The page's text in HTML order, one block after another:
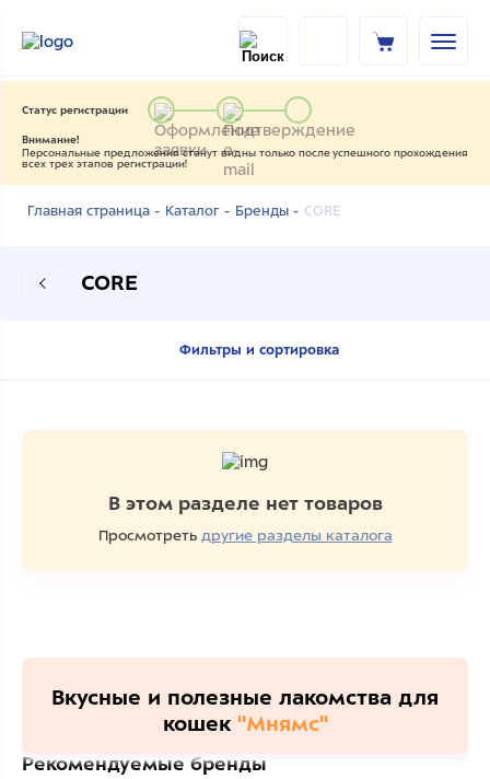
Статус регистрации
Внимание!
Персональные предложения станут видны только после успешного прохождения
всех трех этапов регистрации!
Главная страница - Каталог - Бренды - CORE
CORE
Фильтры и сортировка
В этом разделе нет товаров
Просмотреть другие разделы каталога
Вкусные и полезные лакомства для
кошек "Мнямс"
Рекомендуемые бренды